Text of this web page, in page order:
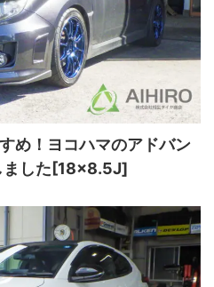
め！ヨコハマのアドバン
ました[18×8.5J]